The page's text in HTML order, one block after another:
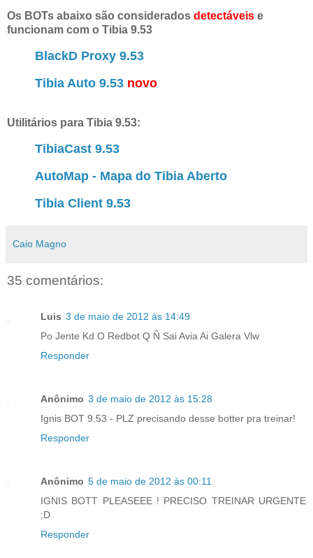
Os BOTs abaixo são considerados detectáveis e
funcionam com o Tibia 9.53
BlackD Proxy 9.53
Tibia Auto 9.53 novo
Utilitários para Tibia 9.53:
TibiaCast 9.53
AutoMap - Mapa do Tibia Aberto
Tibia Client 9.53
Caio Magno
35 comentários:
Luis 3 de maio de 2012 às 14:49
Po Jente Kd O Redbot Q Ñ Sai Avia Ai Galera Vlw
Responder
Anônimo 3 de maio de 2012 às 15:28
Ignis BOT 9.53 - PLZ precisando desse botter pra treinar!
Responder
Anônimo 5 de maio de 2012 às 00:11
IGNIS BOTT PLEASEEE ! PRECISO TREINAR URGENTE
;D
Responder